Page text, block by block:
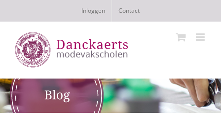
Inloggen Contact